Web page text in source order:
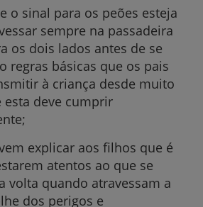
o sinal para os peões esteja
sempre na passadeira
os dois lados antes de se
regras básicas que os pais
à criança desde muito
esta deve cumprir
explicar aos filhos que é
atentos ao que se
volta quando atravessam a
dos perigos e